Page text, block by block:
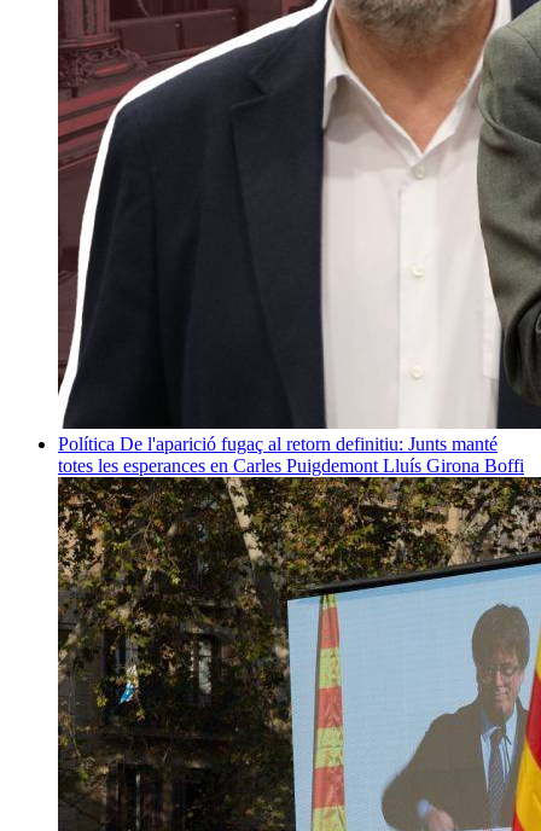
Política De l'aparició fugaç al retorn definitiu: Junts manté
totes les esperances en Carles Puigdemont Lluís Girona Boffi